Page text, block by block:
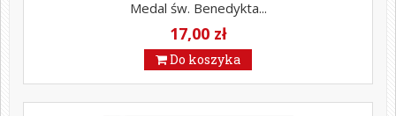
Medal św. Benedykta...
17,00 zł
Do koszyka